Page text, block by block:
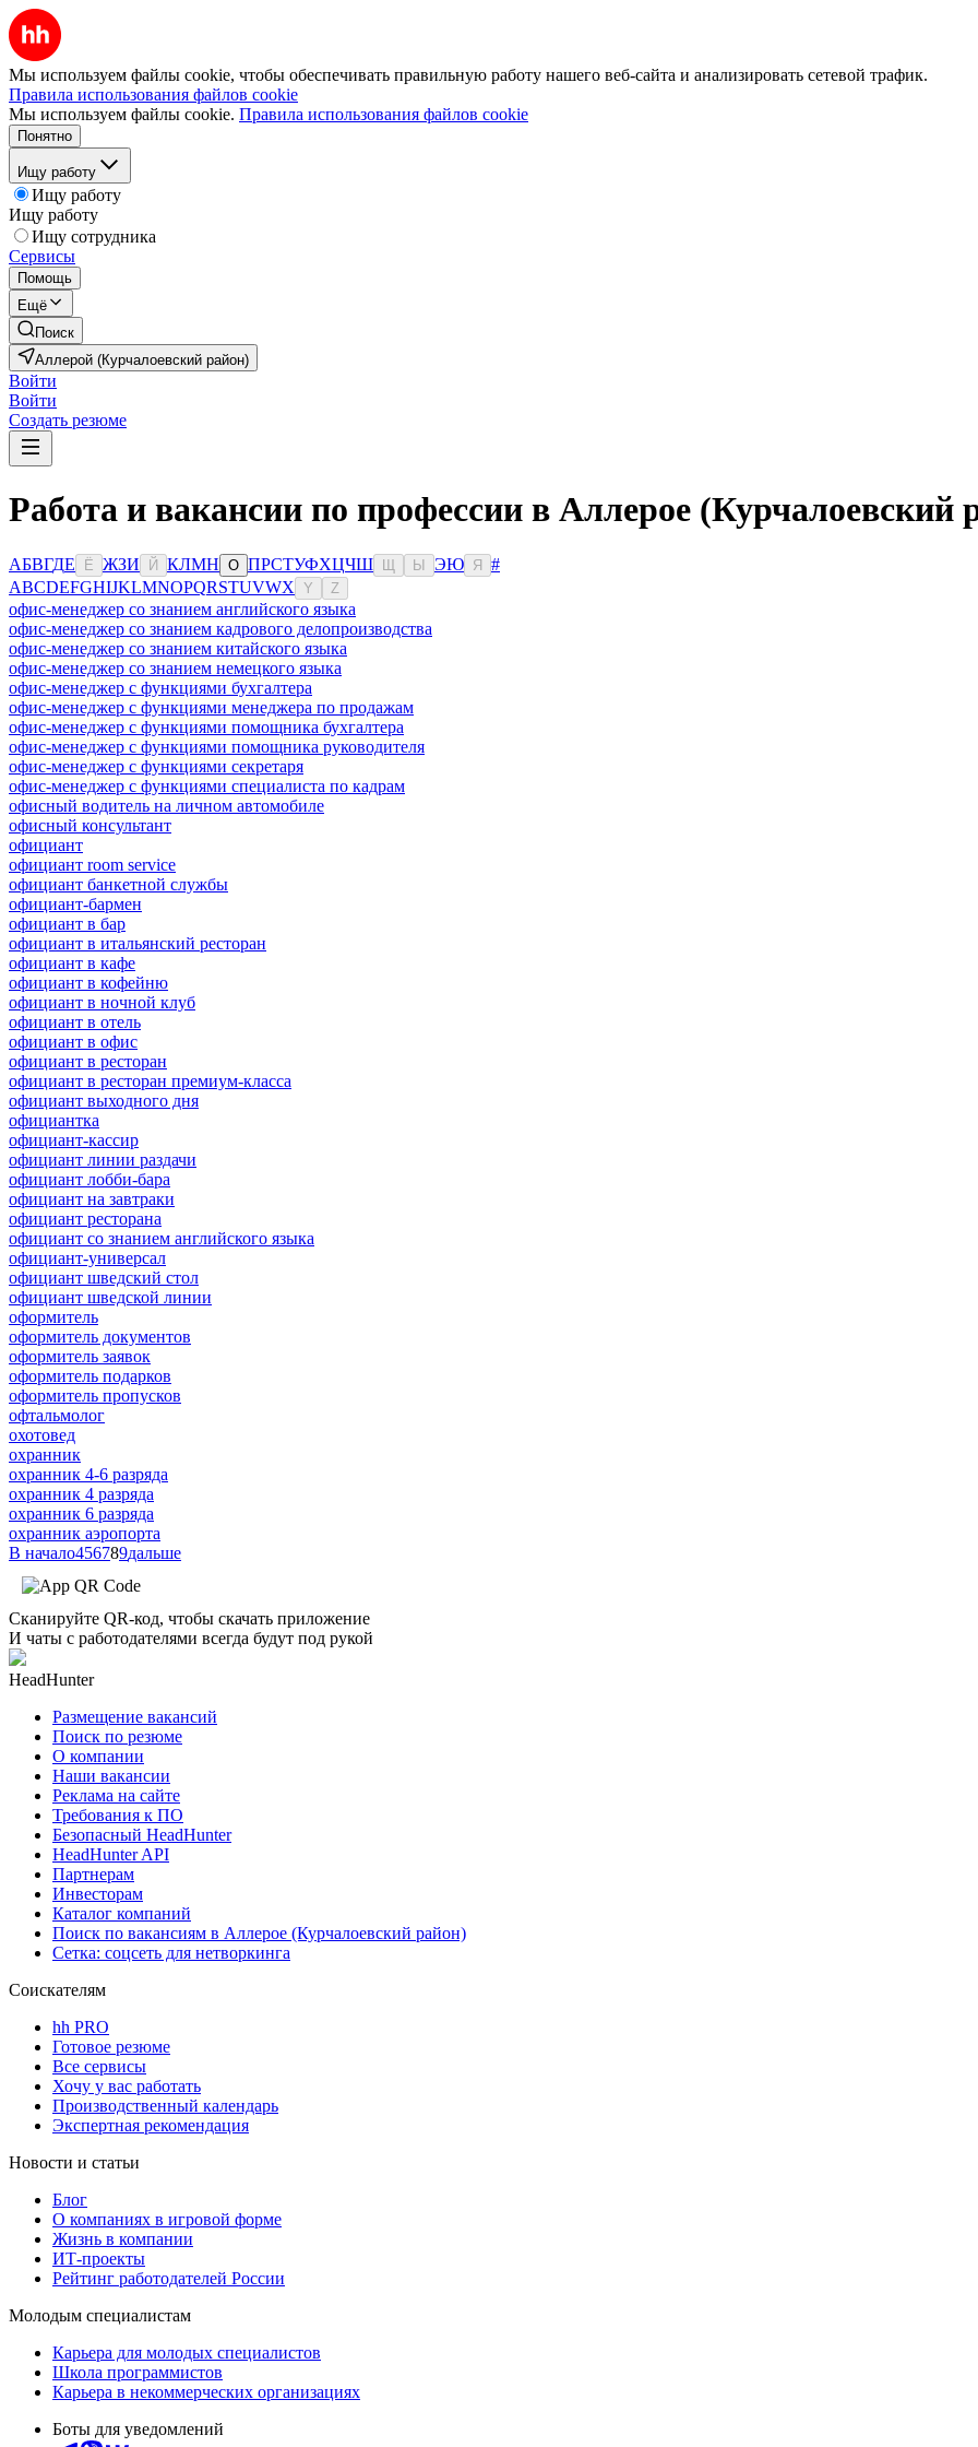
Мы используем файлы cookie, чтобы обеспечивать правильную работу нашего веб-сайта и анализировать сетевой трафик.
Правила использования файлов cookie
Мы используем файлы cookie. Правила использования файлов cookie
Понятно
Ищу работу
Ищу работу
Ищу работу
Ищу сотрудника
Сервисы
Помощь
Ещё
Поиск
Аллерой (Курчалоевский район)
Войти
Войти
Создать резюме
Работа и вакансии по профессии в Аллерое (Курчалоевский
АБВГДЕ Ё ЖЗИ Й КЛМН О ПРСТУФХЦЧШ Ы ЭЮ Я
#
ABCDEFGHIJKLMNOPQRSTUVWX Y Z
офис-менеджер со знанием английского языка
офис-менеджер со знанием кадрового делопроизводства
офис-менеджер со знанием китайского языка
офис-менеджер со знанием немецкого языка
офис-менеджер с функциями бухгалтера
офис-менеджер с функциями менеджера по продажам
офис-менеджер с функциями помощника бухгалтера
офис-менеджер с функциями помощника руководителя
офис-менеджер с функциями секретаря
офис-менеджер с функциями специалиста по кадрам
офисный водитель на личном автомобиле
офисный консультант
официант
официант room service
официант банкетной службы
официант-бармен
официант в бар
официант в итальянский ресторан
официант в кафе
официант в кофейню
официант в ночной клуб
официант в отель
официант в офис
официант в ресторан
официант в ресторан премиум-класса
официант выходного дня
официантка
официант-кассир
официант линии раздачи
официант лобби-бара
официант на завтраки
официант ресторана
официант со знанием английского языка
официант-универсал
официант шведский стол
официант шведской линии
оформитель
оформитель документов
оформитель заявок
оформитель подарков
оформитель пропусков
офтальмолог
охотовед
охранник
охранник 4-6 разряда
охранник 4 разряда
охранник 6 разряда
охранник аэропорта
В начало456789дальше
Сканируйте QR-код, чтобы скачать приложение
И чаты с работодателями всегда будут под рукой
HeadHunter
Размещение вакансий
Поиск по резюме
О компании
Наши вакансии
Реклама на сайте
Требования к ПО
Безопасный HeadHunter
HeadHunter API
Партнерам
Инвесторам
Каталог компаний
Поиск по вакансиям в Аллерое (Курчалоевский район)
Сетка: соцсеть для нетворкинга
Соискателям
hh PRO
Готовое резюме
Все сервисы
Хочу у вас работать
Производственный календарь
Экспертная рекомендация
Новости и статьи
Блог
О компаниях в игровой форме
Жизнь в компании
ИТ-проекты
Рейтинг работодателей России
Молодым специалистам
Карьера для молодых специалистов
Школа программистов
Карьера в некоммерческих организациях
Боты для уведомлений